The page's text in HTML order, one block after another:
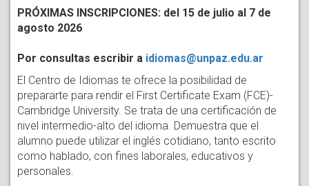
PRÓXIMAS INSCRIPCIONES: del 15 de julio al 7 de
agosto 2026
Por consultas escribir a idiomas@unpaz.edu.ar
El Centro de Idiomas te ofrece la posibilidad de
prepararte para rendir el First Certificate Exam (FCE)-
Cambridge University. Se trata de una certificación de
nivel intermedio-alto del idioma. Demuestra que el
alumno puede utilizar el inglés cotidiano, tanto escrito
como hablado, con fines laborales, educativos y
personales.